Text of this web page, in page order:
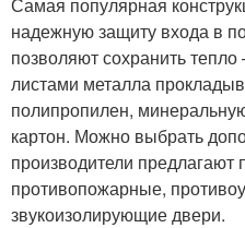
надежную защиту входа в
позволяют сохранить
листами металла
полипропилен,
картон. Можно выбрать
производители
противопожарные,
звукоизолирующие двери.